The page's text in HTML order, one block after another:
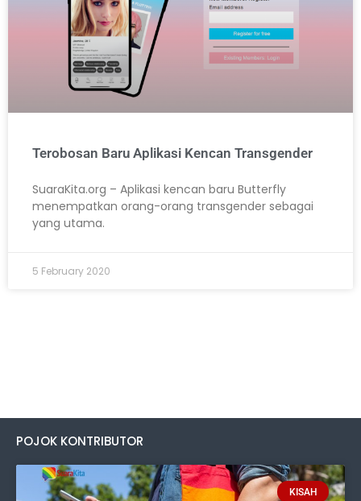
Terobosan Baru Aplikasi Kencan Transgender
SuaraKita.org – Aplikasi kencan baru Butterfly
menempatkan orang-orang transgender sebagai
yang utama.
5 February 2020
POJOK KONTRIBUTOR
KISAH